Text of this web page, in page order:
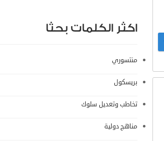
اكثر الكلمات بحثا
منتسوري
بريسكول
تخاطب وتعديل سلوك
مناهج دولية